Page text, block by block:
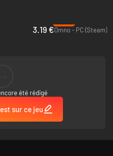
3.19 €Omno - PC (Steam)
été rédigé
sur ce jeu